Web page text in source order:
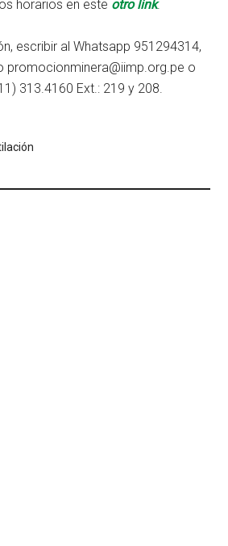
horarios en este otro link.
escribir al Whatsapp 951294314,
promocionminera@iimp.org.pe o
313.4160 Ext.: 219 y 208.